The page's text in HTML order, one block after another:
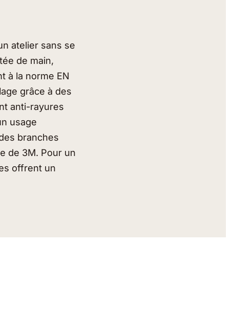
atelier sans se
de main,
à la norme EN
grâce à des
anti-rayures
usage
branches
de 3M. Pour un
offrent un